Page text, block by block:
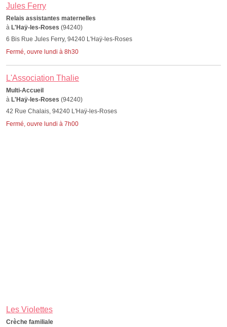
Jules Ferry
Relais assistantes maternelles
à L'Haÿ-les-Roses (94240)
6 Bis Rue Jules Ferry, 94240 L'Haÿ-les-Roses
Fermé, ouvre lundi à 8h30
L'Association Thalie
Multi-Accueil
à L'Haÿ-les-Roses (94240)
42 Rue Chalais, 94240 L'Haÿ-les-Roses
Fermé, ouvre lundi à 7h00
Les Violettes
Crèche familiale